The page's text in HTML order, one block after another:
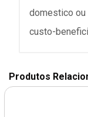
domestico ou
custo-
Produtos